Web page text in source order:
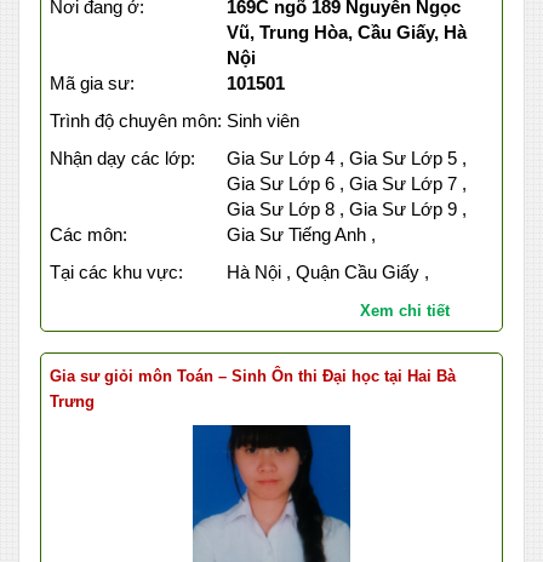
Nơi đang ở:
169C ngõ 189 Nguyễn Ngọc
Vũ, Trung Hòa, Cầu Giấy, Hà
Nội
Mã gia sư:
101501
Trình độ chuyên môn: Sinh viên
Nhận dạy các lớp:
Gia Sư Lớp 4 , Gia Sư Lớp 5 ,
Gia Sư Lớp 6 , Gia Sư Lớp 7 ,
Gia Sư Lớp 8 , Gia Sư Lớp 9 ,
Các môn:
Gia Sư Tiếng Anh ,
Tại các khu vực:
Hà Nội , Quận Cầu Giấy ,
Xem chi tiết
Gia sư giỏi môn Toán – Sinh Ôn thi Đại học tại Hai Bà
Trưng